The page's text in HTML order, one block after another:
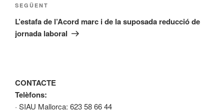
Entrada
següent
SEGÜENT
L’estafa de l’Acord marc i de la suposada reducció de
jornada laboral
CONTACTE
Telèfons:
· SIAU Mallorca: 623 58 66 44